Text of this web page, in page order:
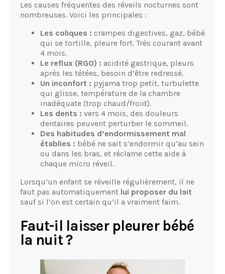
Les causes fréquentes des réveils nocturnes sont
nombreuses. Voici les principales :
Les coliques : crampes digestives, gaz, bébé
qui se tortille, pleure fort. Très courant avant
4 mois.
Le reflux (RGO) : acidité gastrique, pleurs
après les tétées, besoin d’être redressé.
Un inconfort : pyjama trop petit, turbulette
qui glisse, température de la chambre
inadéquate (trop chaud/froid).
Les dents : vers 4 mois, des douleurs
dentaires peuvent perturber le sommeil.
Des habitudes d’endormissement mal
établies : bébé ne sait s’endormir qu’au sein
ou dans les bras, et réclame cette aide à
chaque micro réveil.
Lorsqu’un enfant se réveille régulièrement, il ne
faut pas automatiquement lui proposer du lait
sauf si l’on est certain qu’il a vraiment faim.
Faut-il laisser pleurer bébé
la nuit ?